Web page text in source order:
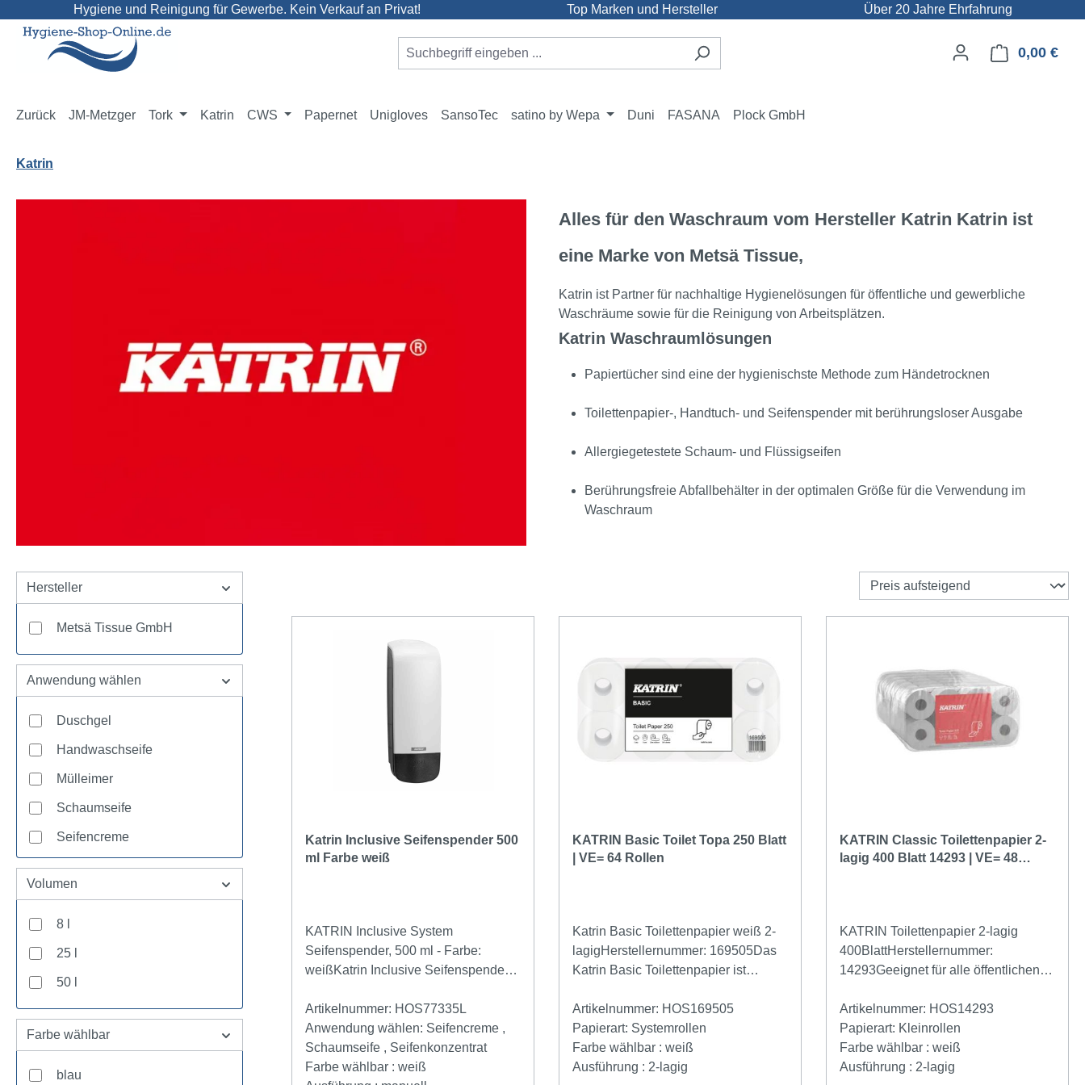
Hauptinhalt springen
Zur Suche springen
Zur Hauptnavigation springen
Hygiene und Reinigung für Gewerbe. Kein Verkauf an Privat! Top Marken und Hersteller Über 20 Jahre Ehrfahrung
0,00 €
Zurück JM-Metzger Tork Katrin CWS Papernet Unigloves SansoTec satino by Wepa Duni FASANA Plock GmbH
Katrin
Alles für den Waschraum vom Hersteller Katrin Katrin ist
eine Marke von Metsä Tissue,
Katrin ist Partner für nachhaltige Hygienelösungen für öffentliche und gewerbliche
Waschräume sowie für die Reinigung von Arbeitsplätzen.
Katrin Waschraumlösungen
Papiertücher sind eine der hygienischste Methode zum Händetrocknen
Toilettenpapier-, Handtuch- und Seifenspender mit berührungsloser Ausgabe
Allergiegetestete Schaum- und Flüssigseifen
Berührungsfreie Abfallbehälter in der optimalen Größe für die Verwendung im
Waschraum
Hersteller
Metsä Tissue GmbH
Anwendung wählen
Duschgel
Handwaschseife
Mülleimer
Schaumseife
Seifencreme
Seifenkonzentrat
Volumen
8 l
25 l
50 l
Farbe wählbar
blau
Katrin Inclusive Seifenspender 500
ml Farbe weiß
KATRIN Inclusive System
Seifenspender, 500 ml - Farbe:
weißKatrin Inclusive Seifenspender
innovativen Inclusive Serie von
Katrin. Der Katrin Inclusive
Seifenspender 500 ml kann mit
Flüssigseifen, Schaumseifen,
Artikelnummer: HOS77335L
Anwendung wählen: Seifencreme ,
Schaumseife , Seifenkonzentrat
Farbe wählbar : weiß
KATRIN Basic Toilet Topa 250 Blatt
| VE= 64 Rollen
Katrin Basic Toilettenpapier weiß 2-
lagigHerstellernummer: 169505Das
Katrin Basic Toilettenpapier ist
aus 100% Recyclingqualität. Dieses
Produkt ist ausgezeichnet mit dem
RAL-UZ 5 Umweltzeichen und bietet
eine Qualität auf höchstem Niveau.
Artikelnummer: HOS169505
Papierart: Systemrollen
Farbe wählbar : weiß
Ausführung : 2-lagig
KATRIN Classic Toilettenpapier 2-
lagig 400 Blatt 14293 | VE= 48
KATRIN Toilettenpapier 2-lagig
400BlattHerstellernummer:
14293Geeignet für alle öffentlichen
Toilettenpapierrollen2-lagig, weiß,
400 BlattWeiches, saugfähiges
Papier für maximalen
KomfortGeeignet für alle öffentlichen
Artikelnummer: HOS14293
Papierart: Kleinrollen
Farbe wählbar : weiß
Ausführung : 2-lagig